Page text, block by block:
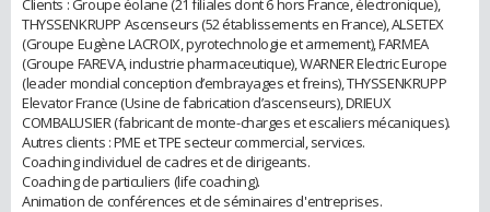
Clients : Groupe éolane (21 filiales dont 6 hors France, électronique),
THYSSENKRUPP Ascenseurs (52 établissements en France), ALSETEX
(Groupe Eugène LACROIX, pyrotechnologie et armement), FARMEA
(Groupe FAREVA, industrie pharmaceutique), WARNER Electric Europe
(leader mondial conception d’embrayages et freins), THYSSENKRUPP
Elevator France (Usine de fabrication d’ascenseurs), DRIEUX
COMBALUSIER (fabricant de monte-charges et escaliers mécaniques).
Autres clients : PME et TPE secteur commercial, services.
Coaching individuel de cadres et de dirigeants.
Coaching de particuliers (life coaching).
Animation de conférences et de séminaires d'entreprises.